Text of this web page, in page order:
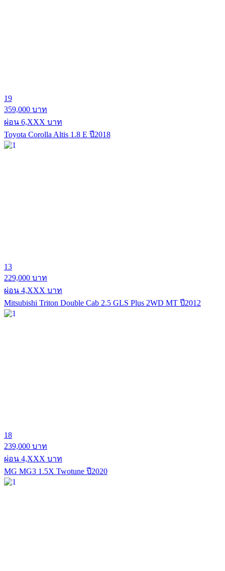
19
359,000 บาท
ผ่อน 6,XXX บาท
Toyota Corolla Altis 1.8 E ปี2018
13
229,000 บาท
ผ่อน 4,XXX บาท
Mitsubishi Triton Double Cab 2.5 GLS Plus 2WD MT ปี2012
18
239,000 บาท
ผ่อน 4,XXX บาท
MG MG3 1.5X Twotune ปี2020